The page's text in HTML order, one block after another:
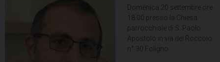
Domenica 20 settembre ore
18.00 presso la Chiesa
parrocchiale di S. Paolo
Apostolo in via del Roccolo
n° 30 Foligno.